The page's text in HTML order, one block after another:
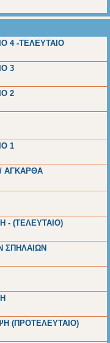
η
4 -ΤΕΛΕΥΤΑΙΟ
3
2
1
ΑΓΚΑΡΘΑ
- (ΤΕΛΕΥΤΑΙΟ)
ΣΠΗΛΑΙΩΝ
(ΠΡΟΤΕΛΕΥΤΑΙΟ)